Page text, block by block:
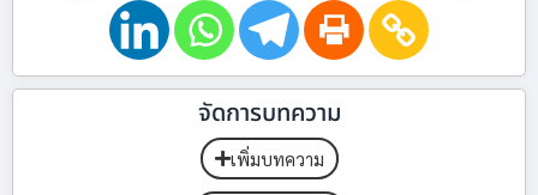
จัดการบทความ
เพิ่มบทความ